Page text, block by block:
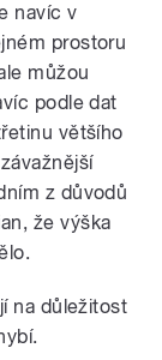
navíc v
prostoru
můžou
podle dat
většího
z důvodů
že výška
na důležitost